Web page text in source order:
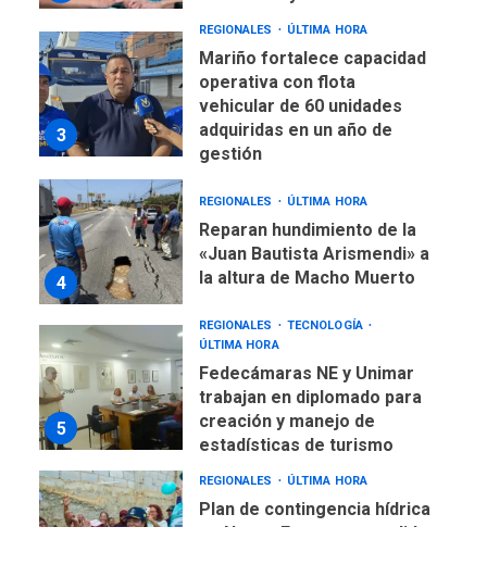
3
REGIONALES ÚLTIMA HORA
Mariño fortalece capacidad
operativa con flota
vehicular de 60 unidades
adquiridas en un año de
gestión
4
REGIONALES ÚLTIMA HORA
Reparan hundimiento de la
«Juan Bautista Arismendi» a
la altura de Macho Muerto
5
REGIONALES
TECNOLOGÍA
ÚLTIMA HORA
Fedecámaras NE y Unimar
trabajan en diplomado para
creación y manejo de
estadísticas de turismo
REGIONALES ÚLTIMA HORA
Plan de contingencia hídrica
en Nueva Esparta consolida